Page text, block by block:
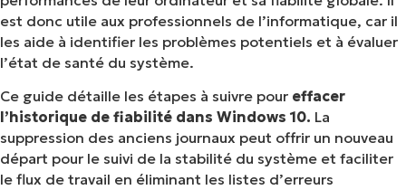
l’effacement de l’historique de fiabilité
FAQ
Effacez votre historique de fiabilité pour faciliter
le dépannage
est donc utile aux professionnels de l’informatique, car il
les aide à identifier les problèmes potentiels et à évaluer
l’état de santé du système.
Ce guide détaille les étapes à suivre pour effacer
l’historique de fiabilité dans Windows 10. La
suppression des anciens journaux peut offrir un nouveau
départ pour le suivi de la stabilité du système et faciliter
le flux de travail en éliminant les listes d’erreurs